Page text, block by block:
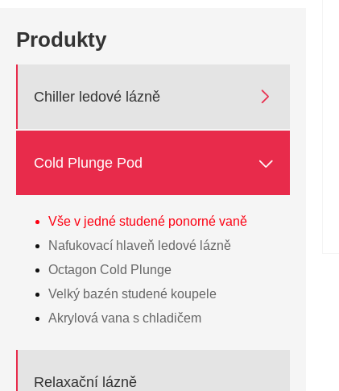
Produkty
Chiller ledové lázně 
Cold Plunge Pod 
Vše v jedné studené ponorné vaně
Nafukovací hlaveň ledové lázně
Octagon Cold Plunge
Velký bazén studené koupele
Akrylová vana s chladičem
Relaxační lázně